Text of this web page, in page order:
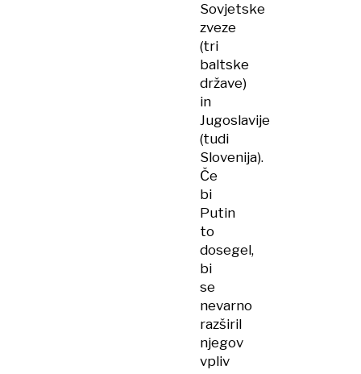
Sovjetske
zveze
(tri
baltske
države)
in
Jugoslavije
(tudi
Slovenija).
Če
bi
Putin
to
dosegel,
bi
se
nevarno
razširil
njegov
vpliv